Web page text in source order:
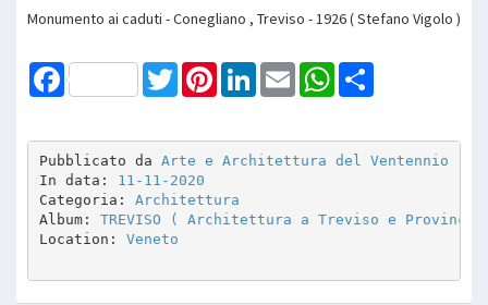
Monumento ai caduti - Conegliano , Treviso - 1926 ( Stefano Vigolo )
Facebook TwitterPinterestLinkedInEmail WhatsApp
Pubblicato da Arte e Architettura del Ventennio
In data: 11-11-2020
Categoria: Architettura
Album: TREVISO ( Architettura a Treviso e
Location: Veneto